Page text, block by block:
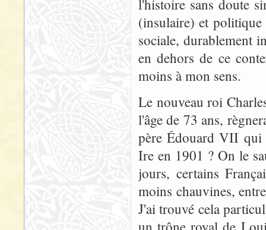
l'histoire sans doute
(insulaire) et
sociale, durablement
en dehors de ce
moins à mon sens.
Le nouveau roi
l'âge de 73 ans,
père Édouard VII qui
Ire en 1901 ? On le
jours, certains
moins chauvines,
J'ai trouvé cela